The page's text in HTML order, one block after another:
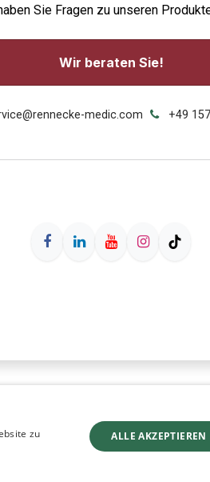
Sie Fragen zu unseren
Wir beraten Sie!
medic.com +49
zu
ALLE AKZEPTIEREN